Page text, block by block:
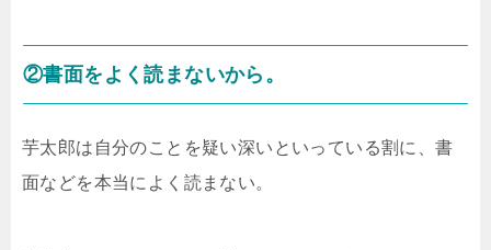
②書面をよく読まないから。
芋太郎は自分のことを疑い深いといっている割に、書
面などを本当によく読まない。